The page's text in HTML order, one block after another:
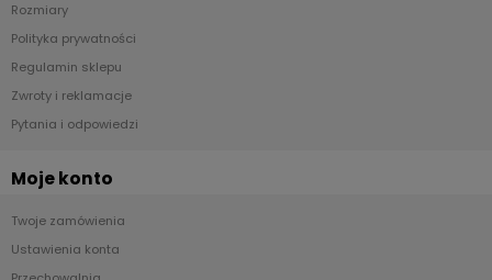
Rozmiary
Polityka prywatności
Regulamin sklepu
Zwroty i reklamacje
Pytania i odpowiedzi
Moje konto
Twoje zamówienia
Ustawienia konta